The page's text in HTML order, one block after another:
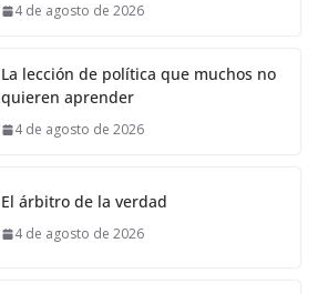
4 de agosto de 2026
La lección de política que muchos no
quieren aprender
4 de agosto de 2026
El árbitro de la verdad
4 de agosto de 2026